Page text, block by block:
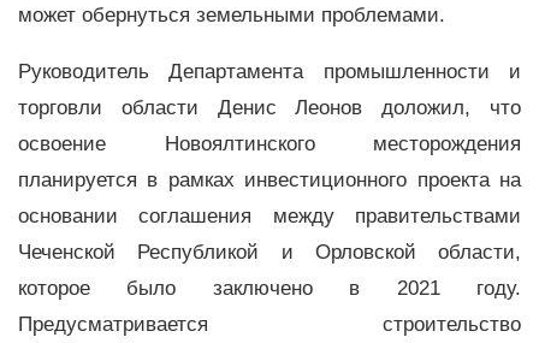
может обернуться земельными проблемами.
Руководитель Департамента промышленности и
торговли области Денис Леонов доложил, что
освоение Новоялтинского месторождения
планируется в рамках инвестиционного проекта на
основании соглашения между правительствами
Чеченской Республикой и Орловской области,
которое было заключено в 2021 году.
Предусматривается строительство